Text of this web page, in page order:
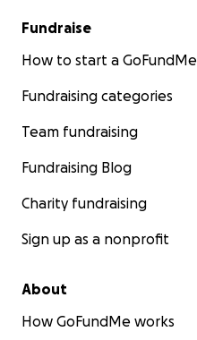
Fundraise
How to start a GoFundMe
Fundraising categories
Team fundraising
Fundraising Blog
Charity fundraising
Sign up as a nonprofit
About
How GoFundMe works